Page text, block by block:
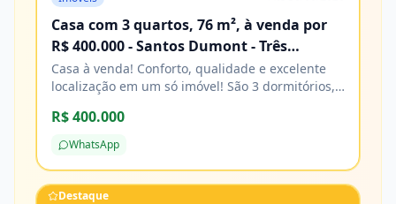
Casa com 3 quartos, 76 m², à venda por
R$ 400.000 - Santos Dumont - Três
Lagoas/MS
Casa à venda! Conforto, qualidade e excelente
localização em um só imóvel! São 3 dormitórios,
com acabamento impecável e excelente padrão
de construção. Agende sua visita e venha
conhecer! Características Água Cozinha Energia
elétrica Esgoto Lavanderia Pavimentação
Porcelanato
R$ 400.000
WhatsApp
Destaque